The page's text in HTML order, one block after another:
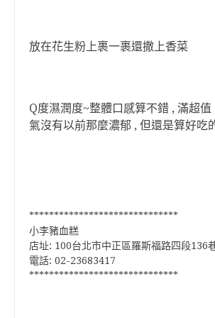
放在花生粉上裹一裹還撒上香菜
Q度濕潤度~整體口感算不錯 , 滿超值
氣沒有以前那麼濃郁 , 但還是算好吃
******************************
小李豬血糕
店址: 100台北市中正區羅斯福路四段136
電話: 02-23683417
******************************